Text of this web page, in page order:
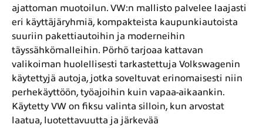
ajattoman muotoilun. VW:n mallisto palvelee laajasti
eri käyttäjäryhmiä, kompakteista kaupunkiautoista
suuriin pakettiautoihin ja moderneihin
täyssähkömalleihin. Pörhö tarjoaa kattavan
valikoiman huolellisesti tarkastettuja Volkswagenin
käytettyjä autoja, jotka soveltuvat erinomaisesti niin
perhekäyttöön, työajoihin kuin vapaa-aikaankin.
Käytetty VW on fiksu valinta silloin, kun arvostat
laatua, luotettavuutta ja järkevää